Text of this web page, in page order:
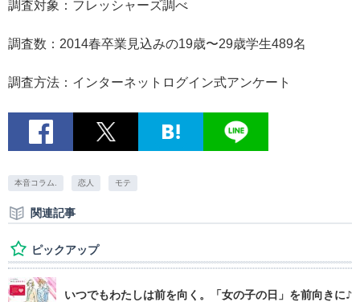
調査対象：フレッシャーズ調べ
調査数：2014春卒業見込みの19歳〜29歳学生489名
調査方法：インターネットログイン式アンケート
本音コラム. 恋人 モテ
関連記事
ピックアップ
いつでもわたしは前を向く。「女の子の日」を前向きに♪